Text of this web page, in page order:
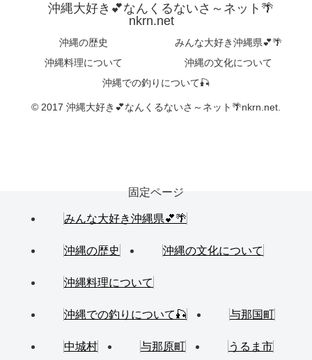
沖縄大好き💕なんくるないさ～ネット🌴
nkrn.net
沖縄の歴史
みんな大好き沖縄県💕🌴
沖縄料理について
沖縄の文化について
沖縄での釣りについて🎣
© 2017 沖縄大好き💕なんくるないさ～ネット🌴nkrn.net.
固定ページ
みんな大好き沖縄県💕🌴
沖縄の歴史 沖縄の文化について
沖縄料理について
沖縄での釣りについて🎣 与那国町
中城村 与那原町 うるま市